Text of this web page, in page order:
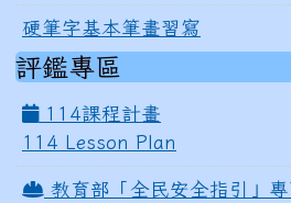
硬筆字基本筆畫習寫
評鑑專區
114課程計畫
114 Lesson Plan
教育部「全民安全指引」專